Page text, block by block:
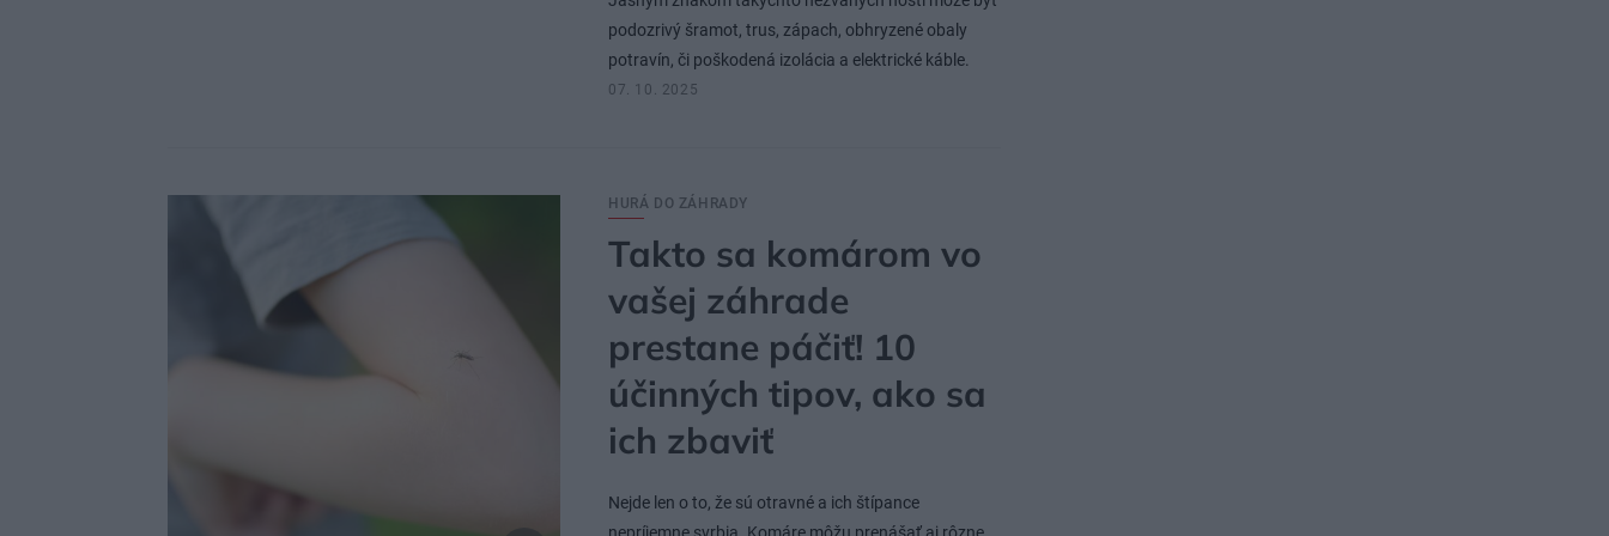
podozrivý šramot, trus, zápach, obhryzené obaly
potravín, či poškodená izolácia a elektrické káble.
07. 10. 2025
HURÁ DO ZÁHRADY
Takto sa komárom vo
vašej záhrade
prestane páčiť! 10
účinných tipov, ako sa
ich zbaviť
Nejde len o to, že sú otravné a ich štípance